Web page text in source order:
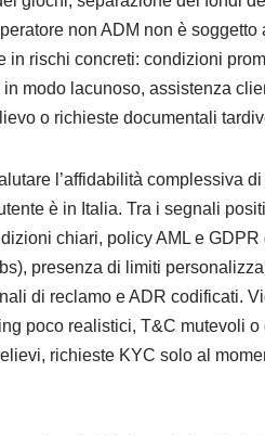
non ADM non è
in rischi concreti: condizioni
modo lacunoso, assistenza
o richieste documentali
l’affidabilità complessiva
è in Italia. Tra i segnali
chiari, policy AML e
presenza di limiti
di reclamo e ADR codificati.
poco realistici, T&C mutevoli
richieste KYC solo al